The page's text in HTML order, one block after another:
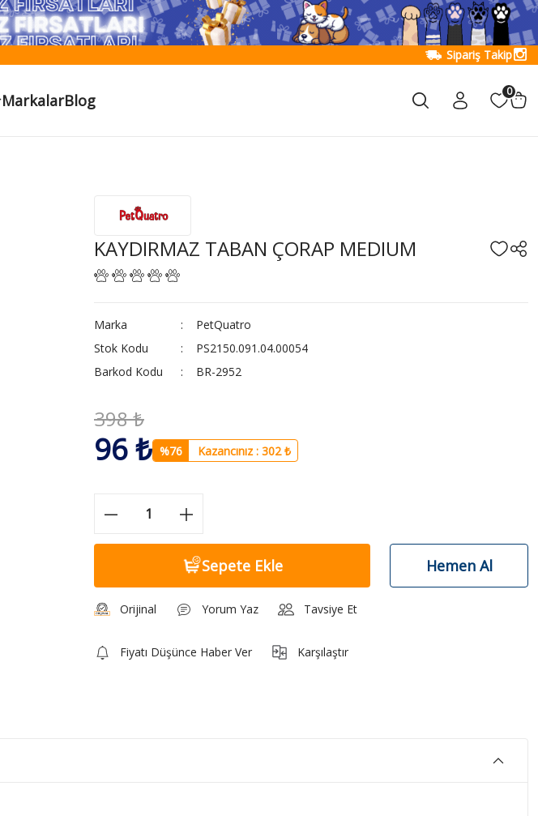
Sipariş Takip
MarkalarBlog 0
KAYDIRMAZ TABAN ÇORAP MEDIUM
Marka
PetQuatro
Stok Kodu
PS2150.091.04.00054
Barkod Kodu
BR-2952
398 ₺
96 ₺ %76 Kazancınız : 302 ₺
Sepete Ekle Hemen Al
Orijinal Yorum Yaz Tavsiye Et
Fiyatı Düşünce Haber Ver Karşılaştır